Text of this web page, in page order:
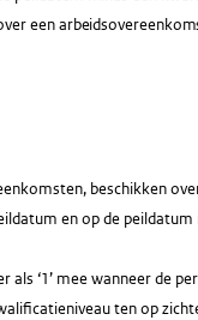
een
beschikken
en op de
als ‘1’ mee wanneer de
ten op